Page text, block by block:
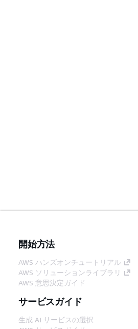
開始方法
AWS ハンズオンチュートリアル
AWS ソリューションライブラリ
AWS 意思決定ガイド
サービスガイド
生成 AI サービスの選択